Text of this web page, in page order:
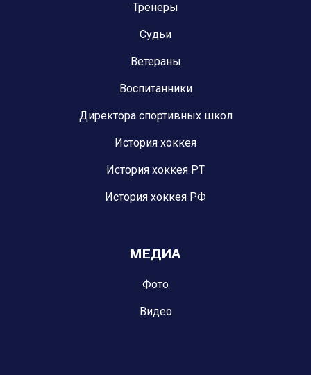
Тренеры
Судьи
Ветераны
Воспитанники
Директора спортивных школ
История хоккея
История хоккея РТ
История хоккея РФ
МЕДИА
Фото
Видео